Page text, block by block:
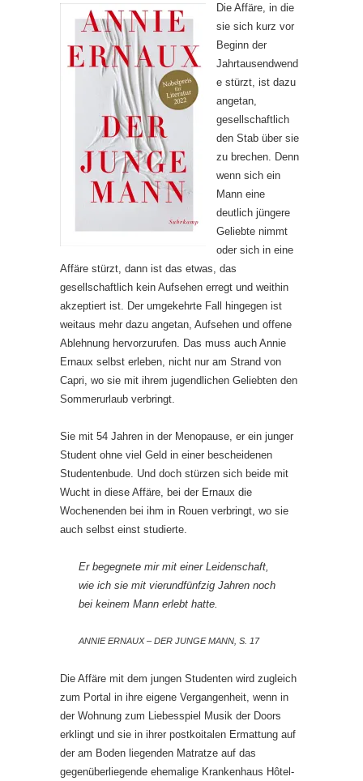
Die Affäre, in die
sie sich kurz vor
Beginn der
Jahrtausendwend
e stürzt, ist dazu
angetan,
gesellschaftlich
den Stab über sie
zu brechen. Denn
wenn sich ein
Mann eine
deutlich jüngere
Geliebte nimmt
oder sich in eine
Affäre stürzt, dann ist das etwas, das
gesellschaftlich kein Aufsehen erregt und weithin
akzeptiert ist. Der umgekehrte Fall hingegen ist
weitaus mehr dazu angetan, Aufsehen und offene
Ablehnung hervorzurufen. Das muss auch Annie
Ernaux selbst erleben, nicht nur am Strand von
Capri, wo sie mit ihrem jugendlichen Geliebten den
Sommerurlaub verbringt.
Sie mit 54 Jahren in der Menopause, er ein junger
Student ohne viel Geld in einer bescheidenen
Studentenbude. Und doch stürzen sich beide mit
Wucht in diese Affäre, bei der Ernaux die
Wochenenden bei ihm in Rouen verbringt, wo sie
auch selbst einst studierte.
Er begegnete mir mit einer Leidenschaft,
wie ich sie mit vierundfünfzig Jahren noch
bei keinem Mann erlebt hatte.
ANNIE ERNAUX – DER JUNGE MANN, S. 17
Die Affäre mit dem jungen Studenten wird zugleich
zum Portal in ihre eigene Vergangenheit, wenn in
der Wohnung zum Liebesspiel Musik der Doors
erklingt und sie in ihrer postkoitalen Ermattung auf
der am Boden liegenden Matratze auf das
gegenüberliegende ehemalige Krankenhaus Hôtel-